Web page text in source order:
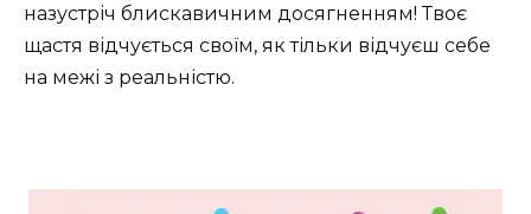
назустріч блискавичним досягненням! Твоє
щастя відчується своїм, як тільки відчуєш себе
на межі з реальністю.